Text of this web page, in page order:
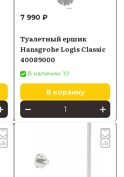
7 990 ₽
Туалетный ершик
Hansgrohe Logis Classic
40089000
В наличии: 10
В корзину